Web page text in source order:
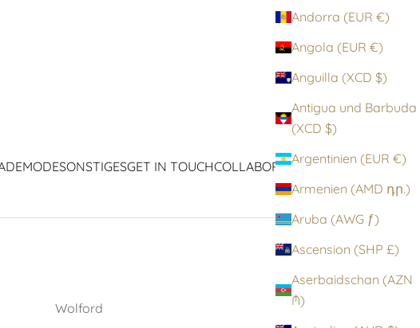
SONSTIGESGET IN TOUCHCOLLABORATIONENICONS
Andorra (EUR €)
Angola (EUR €)
Anguilla (XCD $)
Antigua und Barbuda
(XCD $)
Argentinien (EUR €)
Armenien (AMD դր.)
Aruba (AWG ƒ)
Ascension (SHP £)
Aserbaidschan (AZN
₼)
Wolford